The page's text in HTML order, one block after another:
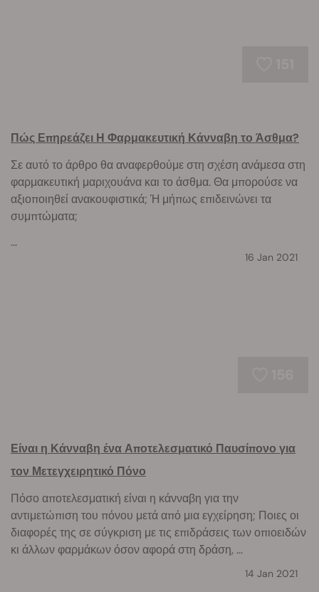
Πώς Επηρεάζει Η Φαρμακευτική Κάνναβη το Άσθμα?
Σε αυτό το άρθρο θα αναφερθούμε στη σχέση ανάμεσα στη
φαρμακευτική μαριχουάνα και το άσθμα. Θα μπορούσε να
αξιοποιηθεί ανακουφιστικά; Ή μήπως επιδεινώνει τα
συμπτώματα;
...
16 Jan 2021
Είναι η Κάνναβη ένα Αποτελεσματικό Παυσίπονο για
τον Μετεγχειρητικό Πόνο
Πόσο αποτελεσματική είναι η κάνναβη για την
αντιμετώπιση του πόνου μετά από μια εγχείρηση; Ποιες οι
διαφορές της σε σύγκριση με τις επιδράσεις των οπιοειδών
κι άλλων φαρμάκων όσον αφορά στη δράση, ...
14 Jan 2021